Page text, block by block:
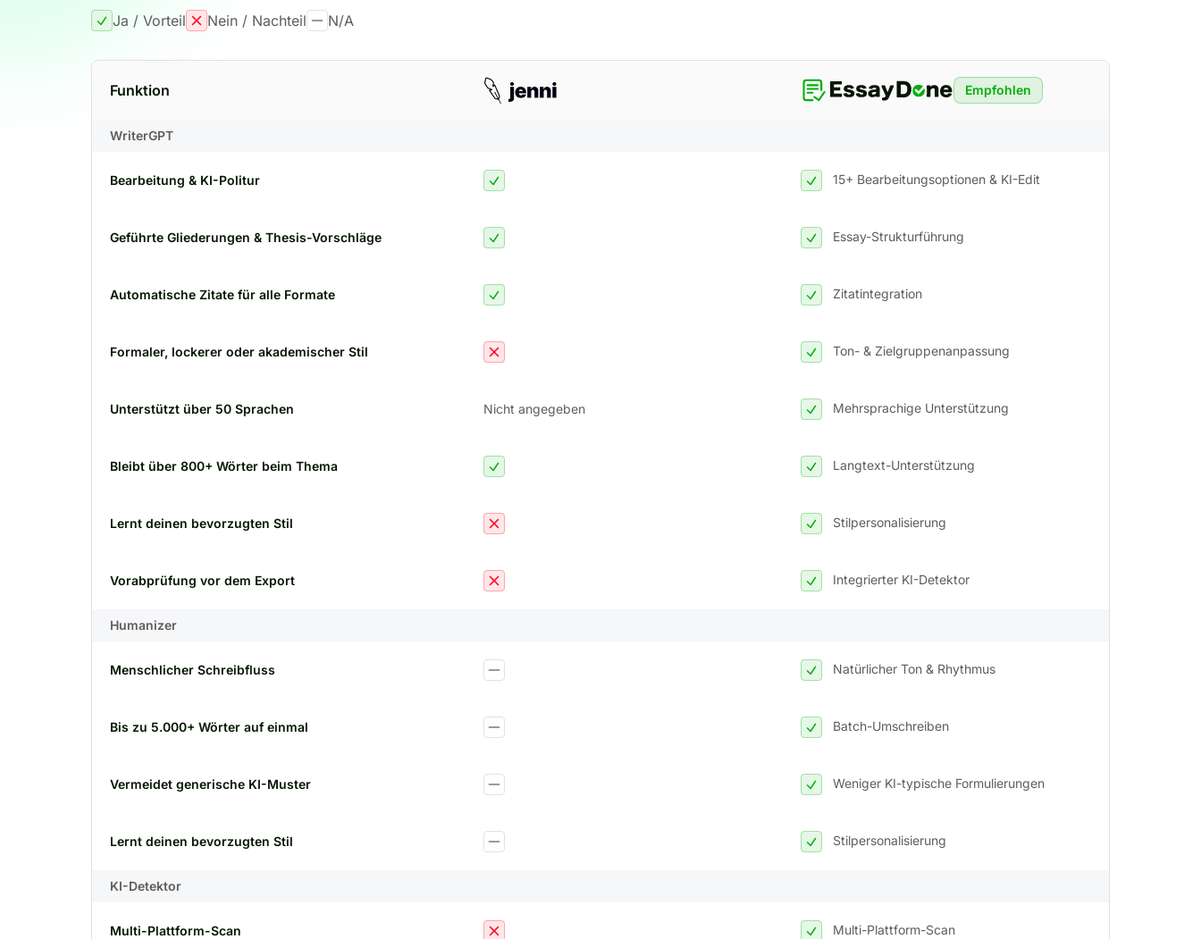
Ja / Vorteil
Nein / Nachteil N/A
Funktion Empfohlen
WriterGPT
Bearbeitung & KI-Politur 15+ Bearbeitungsoptionen & KI-Edit
Geführte Gliederungen & Thesis-Vorschläge Essay-Strukturführung
Automatische Zitate für alle Formate Zitatintegration
Formaler, lockerer oder akademischer Stil Ton- & Zielgruppenanpassung
Unterstützt über 50 Sprachen Nicht angegeben Mehrsprachige Unterstützung
Bleibt über 800+ Wörter beim Thema Langtext-Unterstützung
Lernt deinen bevorzugten Stil Stilpersonalisierung
Vorabprüfung vor dem Export Integrierter KI-Detektor
Humanizer
Menschlicher Schreibfluss Natürlicher Ton & Rhythmus
Bis zu 5.000+ Wörter auf einmal Batch-Umschreiben
Vermeidet generische KI-Muster Weniger KI-typische Formulierungen
Lernt deinen bevorzugten Stil Stilpersonalisierung
KI-Detektor
Multi-Plattform-Scan Multi-Plattform-Scan